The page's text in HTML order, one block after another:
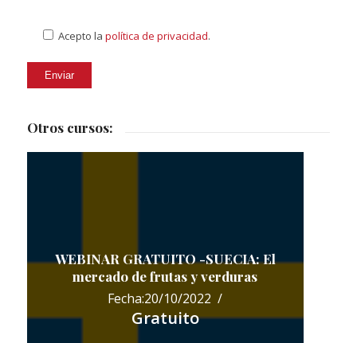
Acepto la política de privacidad.
Otros cursos:
WEBINAR GRATUITO -SUECIA: El
mercado de frutas y verduras
Fecha:20/10/2022 /
Gratuito